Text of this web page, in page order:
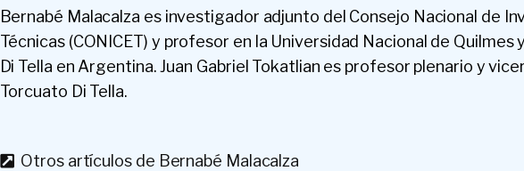
Bernabé Malacalza es investigador adjunto del Consejo Nacional de
Técnicas (CONICET) y profesor en la Universidad Nacional de Quilmes
Di Tella en Argentina. Juan Gabriel Tokatlian es profesor plenario y
Torcuato Di Tella.
Otros artículos de Bernabé Malacalza